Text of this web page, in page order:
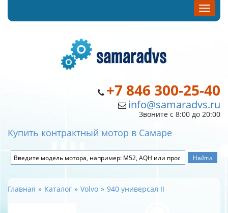
+7 846 300-25-40
info@samaradvs.ru
Звоните с 8:00 до 20:00
Купить контрактный мотор в Самаре
Главная Каталог Volvo 940 универсал II